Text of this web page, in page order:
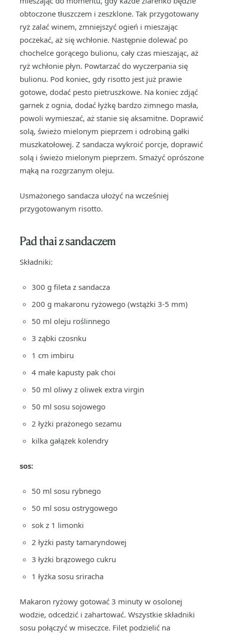
obtoczone tłuszczem i zeszklone. Tak przygotowany
ryż zalać winem, zmniejszyć ogień i mieszając
poczekać, aż się wchłonie. Następnie dolewać po
chochelce gorącego bulionu, cały czas mieszając, aż
ryż wchłonie płyn. Powtarzać do wyczerpania się
bulionu. Pod koniec, gdy risotto jest już prawie
gotowe, dodać pesto pietruszkowe. Na koniec zdjąć
garnek z ognia, dodać łyżkę bardzo zimnego masła,
powoli wymieszać, aż stanie się aksamitne. Doprawić
solą, świeżo mielonym pieprzem i odrobiną gałki
muszkatołowej. Z sandacza wykroić porcje, doprawić
solą i świeżo mielonym pieprzem. Smażyć oprószone
mąką na rozgrzanym oleju.
Usmażonego sandacza ułożyć na wcześniej
przygotowanym risotto.
Pad thai z sandaczem
Składniki:
300 g fileta z sandacza
200 g makaronu ryżowego (wstążki 3-5 mm)
50 ml oleju roślinnego
3 ząbki czosnku
1 cm imbiru
4 małe kapusty pak choi
50 ml oliwy z oliwek extra virgin
50 ml sosu sojowego
2 łyżki prażonego sezamu
kilka gałązek kolendry
sos:
50 ml sosu rybnego
50 ml sosu ostrygowego
sok z 1 limonki
2 łyżki pasty tamaryndowej
3 łyżki brązowego cukru
1 łyżka sosu sriracha
Makaron ryżowy gotować 3 minuty w osolonej
wodzie, odcedzić i zahartować. Wszystkie składniki
sosu połączyć w miseczce. Filet podzielić na